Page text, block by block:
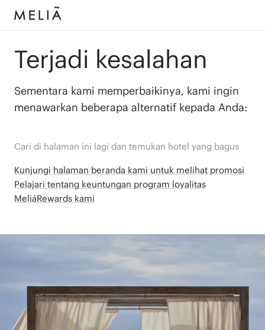
Terjadi kesalahan
Sementara kami memperbaikinya, kami ingin
menawarkan beberapa alternatif kepada Anda:
Cari di halaman ini lagi dan temukan hotel yang bagus
Kunjungi halaman beranda kami untuk melihat promosi
Pelajari tentang keuntungan program loyalitas
MeliáRewards kami